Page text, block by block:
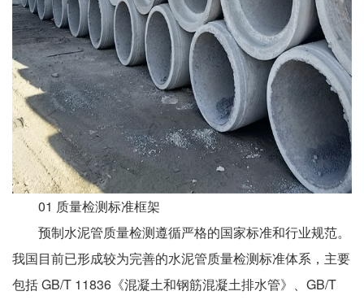
01 质量检测标准框架
预制水泥管质量检测遵循严格的国家标准和行业规范。
我国目前已形成较为完善的水泥管质量检测标准体系，主要
包括 GB/T 11836《混凝土和钢筋混凝土排水管》、GB/T